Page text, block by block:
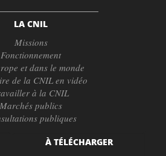
LA CNIL
Missions
Fonctionnement
et dans le monde
de la CNIL en vidéo
à la CNIL
Marchés publics
publiques
À TÉLÉCHARGER